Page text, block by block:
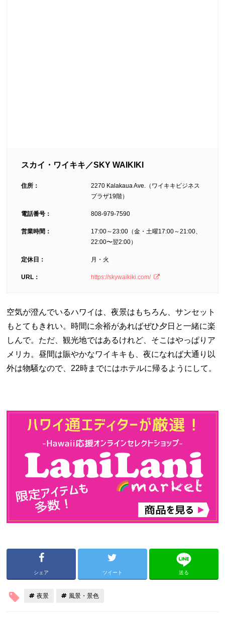
スカイ・ワイキキ／SKY WAIKIKI
住所：
2270 Kalakaua Ave.（ワイキキビジネス
プラザ19階）
電話番号： 808-979-7590
営業時間：
17:00～23:00（金・土曜17:00～21:00、
22:00〜翌2:00）
定休日： 月・火
URL： https://skywaikiki.com/
空気が澄んでいるハワイは、夜景はもちろん、サンセット
もとてもきれい。時間に余裕があればぜひ夕日と一緒に楽
しんで。ただ、観光地ではあるけれど、そこはやっぱりア
メリカ。昼間は賑やかなワイキキも、夜になれば大通り以
外は物騒なので、22時までにはホテルに帰るようにして。
シェア ツイート 送る
夜景 風景・景色